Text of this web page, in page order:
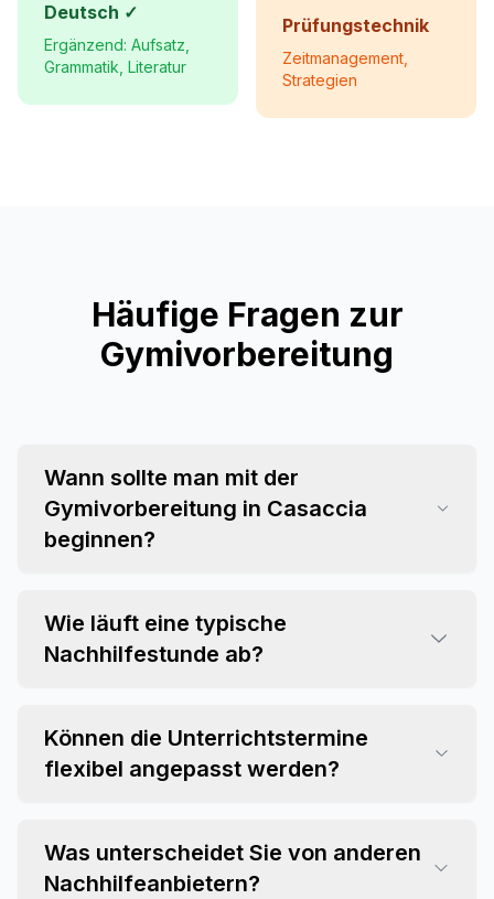
Deutsch ✓
Ergänzend: Aufsatz,
Grammatik, Literatur
Prüfungstechnik
Zeitmanagement,
Strategien
Häufige Fragen zur
Gymivorbereitung
Wann sollte man mit der
Gymivorbereitung in Casaccia
beginnen?
Wie läuft eine typische
Nachhilfestunde ab?
Können die Unterrichtstermine
flexibel angepasst werden?
Was unterscheidet Sie von anderen
Nachhilfeanbietern?